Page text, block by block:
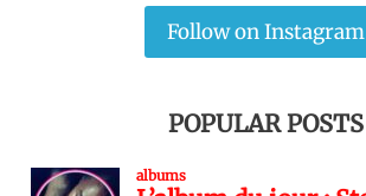
Follow on Instagram
POPULAR POSTS